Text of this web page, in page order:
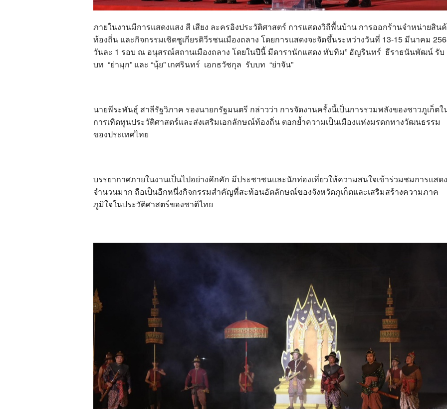
ภายในงานมีการแสดงแสง สี เสียง ละครอิงประวัติศาสตร์ การแสดงวิถีพื้นบ้าน การออกร้านจำหน่ายสิน
ท้องถิ่น และกิจกรรมเชิดชูเกียรติวีรชนเมืองถลาง โดยการแสดงจะจัดขึ้นระหว่างวันที่ 13-15 มีนาคม
วันละ 1 รอบ ณ อนุสรณ์สถานเมืองถลาง โดยในปีนี้ มีดารานักแสดง ทับทิม” อัญรินทร์ ธีราธนันพัฒน์ รับ
บท “ย่ามุก” และ “นุ้ย” เกศรินทร์ เอกธวัชกุล รับบท “ย่าจัน”
นายพีระพันธุ์ สาลีรัฐวิภาค รองนายกรัฐมนตรี กล่าวว่า การจัดงานครั้งนี้เป็นการรวมพลังของชาวภูเก็ตใ
การเทิดทูนประวัติศาสตร์และส่งเสริมเอกลักษณ์ท้องถิ่น ตอกย้ำความเป็นเมืองแห่งมรดกทางวัฒนธรรม
ของประเทศไทย
บรรยากาศภายในงานเป็นไปอย่างคึกคัก มีประชาชนและนักท่องเที่ยวให้ความสนใจเข้าร่วมชมการแสดง
จำนวนมาก ถือเป็นอีกหนึ่งกิจกรรมสำคัญที่สะท้อนอัตลักษณ์ของจังหวัดภูเก็ตและเสริมสร้างความภาค
ภูมิใจในประวัติศาสตร์ของชาติไทย